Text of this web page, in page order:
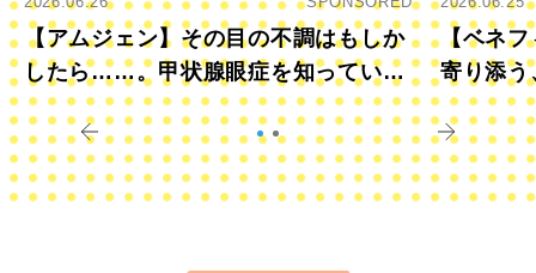
【アムジェン】その目の不調はもしか
したら……。甲状腺眼症を知っていま
すか？
【ベネフ
寄り添う
きに